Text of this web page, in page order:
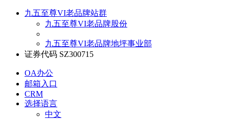
九五至尊VI老品牌站群
九五至尊VI老品牌股份
九五至尊VI老品牌地坪事业部
证券代码 SZ300715
OA办公
邮箱入口
CRM
选择语言
中文